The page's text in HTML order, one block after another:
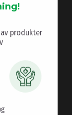
produkter